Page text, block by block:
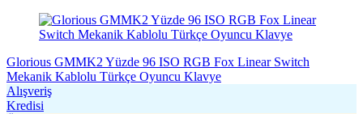
Glorious GMMK2 Yüzde 96 ISO RGB Fox Linear Switch
Mekanik Kablolu Türkçe Oyuncu Klavye
Alışveriş
Kredisi